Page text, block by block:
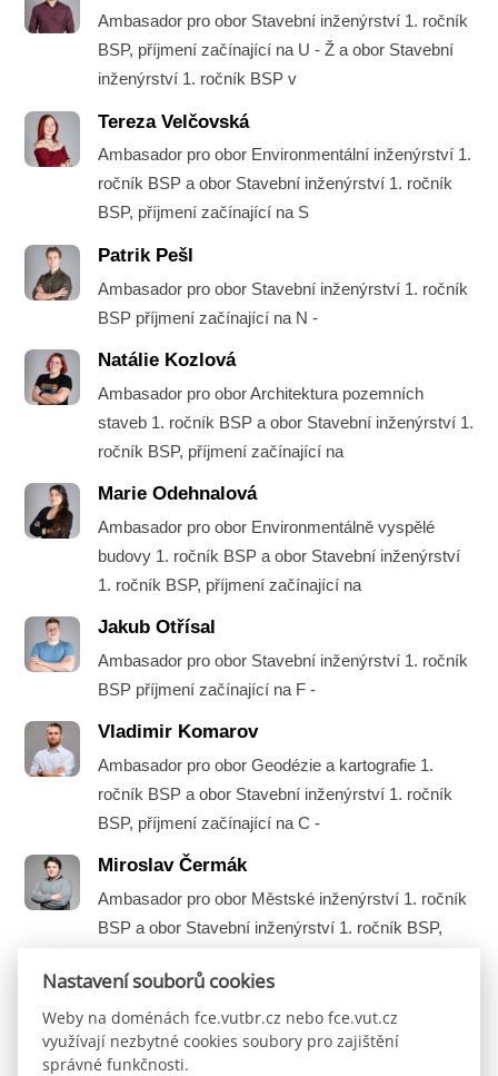
Ambasador pro obor Stavební inženýrství 1. ročník
BSP, příjmení začínající na U - Ž a obor Stavební
inženýrství 1. ročník BSP v
Tereza Velčovská
Ambasador pro obor Environmentální inženýrství 1.
ročník BSP a obor Stavební inženýrství 1. ročník
BSP, příjmení začínající na S
Patrik Pešl
Ambasador pro obor Stavební inženýrství 1. ročník
BSP příjmení začínající na N -
Natálie Kozlová
Ambasador pro obor Architektura pozemních
staveb 1. ročník BSP a obor Stavební inženýrství 1.
ročník BSP, příjmení začínající na
Marie Odehnalová
Ambasador pro obor Environmentálně vyspělé
budovy 1. ročník BSP a obor Stavební inženýrství
1. ročník BSP, příjmení začínající na
Jakub Otřísal
Ambasador pro obor Stavební inženýrství 1. ročník
BSP příjmení začínající na F -
Vladimir Komarov
Ambasador pro obor Geodézie a kartografie 1.
ročník BSP a obor Stavební inženýrství 1. ročník
BSP, příjmení začínající na C -
Miroslav Čermák
Ambasador pro obor Městské inženýrství 1. ročník
BSP a obor Stavební inženýrství 1. ročník BSP,
Nastavení souborů cookies
Weby na doménách fce.vutbr.cz nebo fce.vut.cz
využívají nezbytné cookies soubory pro zajištění
správné funkčnosti.